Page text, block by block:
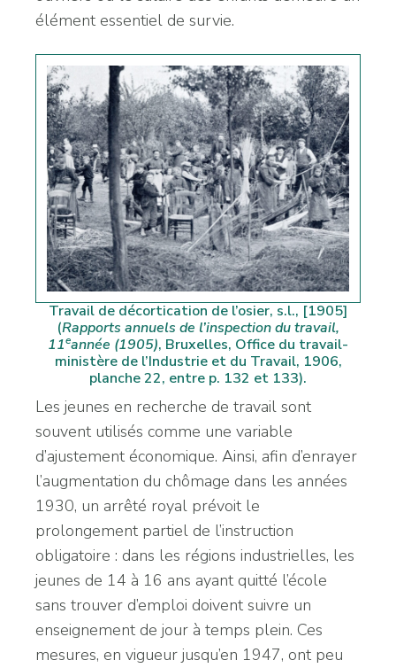
élément essentiel de survie.
Travail de décortication de l’osier, s.l., [1905]
(Rapports annuels de l’inspection du travail,
11eannée (1905), Bruxelles, Office du travail-
ministère de l’Industrie et du Travail, 1906,
planche 22, entre p. 132 et 133).
Les jeunes en recherche de travail sont
souvent utilisés comme une variable
d’ajustement économique. Ainsi, afin d’enrayer
l’augmentation du chômage dans les années
1930, un arrêté royal prévoit le
prolongement partiel de l’instruction
obligatoire : dans les régions industrielles, les
jeunes de 14 à 16 ans ayant quitté l’école
sans trouver d’emploi doivent suivre un
enseignement de jour à temps plein. Ces
mesures, en vigueur jusqu’en 1947, ont peu